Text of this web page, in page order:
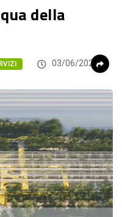
della
03/06/2026